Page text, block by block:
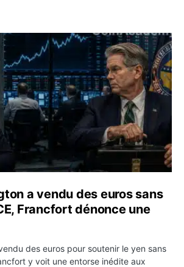
a vendu des euros sans prévenir la
a vendu des euros sans
Francfort dénonce une
des euros pour soutenir le yen sans
y voit une entorse inédite aux